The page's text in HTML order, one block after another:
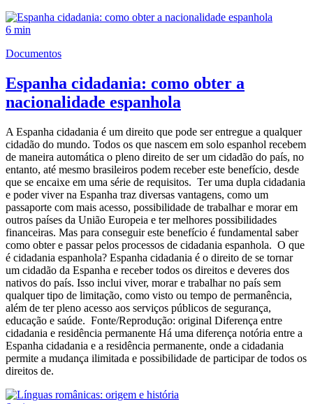
6 min
Documentos
Espanha cidadania: como obter a
nacionalidade espanhola
A Espanha cidadania é um direito que pode ser entregue a qualquer
cidadão do mundo. Todos os que nascem em solo espanhol recebem
de maneira automática o pleno direito de ser um cidadão do país, no
entanto, até mesmo brasileiros podem receber este benefício, desde
que se encaixe em uma série de requisitos. Ter uma dupla cidadania
e poder viver na Espanha traz diversas vantagens, como um
passaporte com mais acesso, possibilidade de trabalhar e morar em
outros países da União Europeia e ter melhores possibilidades
financeiras. Mas para conseguir este benefício é fundamental saber
como obter e passar pelos processos de cidadania espanhola. O que
é cidadania espanhola? Espanha cidadania é o direito de se tornar
um cidadão da Espanha e receber todos os direitos e deveres dos
nativos do país. Isso inclui viver, morar e trabalhar no país sem
qualquer tipo de limitação, como visto ou tempo de permanência,
além de ter pleno acesso aos serviços públicos de segurança,
educação e saúde. Fonte/Reprodução: original Diferença entre
cidadania e residência permanente Há uma diferença notória entre a
Espanha cidadania e a residência permanente, onde a cidadania
permite a mudança ilimitada e possibilidade de participar de todos os
direitos de.